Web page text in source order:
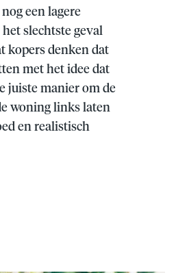
een lagere
slechtste geval
kopers denken dat
met het idee dat
juiste manier om de
woning links laten
en realistisch